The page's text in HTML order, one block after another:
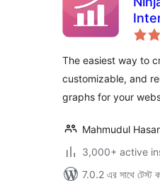
and
The easiest way to
customizable, and
graphs for your
Mahmudul
3,000+ active
7.0.2 এর সাথে টেস্ট